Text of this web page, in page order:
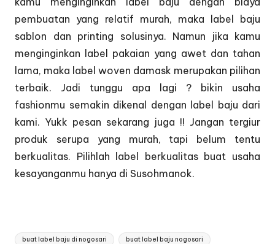
pembuatan yang relatif murah, maka label baju
sablon dan printing solusinya. Namun jika kamu
menginginkan label pakaian yang awet dan tahan
lama, maka label woven damask merupakan pilihan
terbaik. Jadi tunggu apa lagi ? bikin usaha
fashionmu semakin dikenal dengan label baju dari
kami. Yukk pesan sekarang juga !! Jangan tergiur
produk serupa yang murah, tapi belum tentu
berkualitas. Pilihlah label berkualitas buat usaha
kesayanganmu hanya di Susohmanok.
Tags:
buat label baju di nogosari buat label baju nogosari